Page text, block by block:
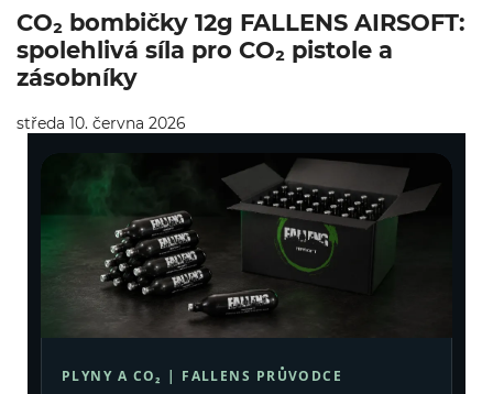
oblečení
Granáty /
Pyrotechnika
Plyny a
příslušenství
Outdoorová
CO₂ bombičky 12g FALLENS AIRSOFT:
spolehlivá síla pro CO₂ pistole a
zásobníky
středa 10. června 2026
PLYNY A CO₂ | FALLENS PRŮVODCE